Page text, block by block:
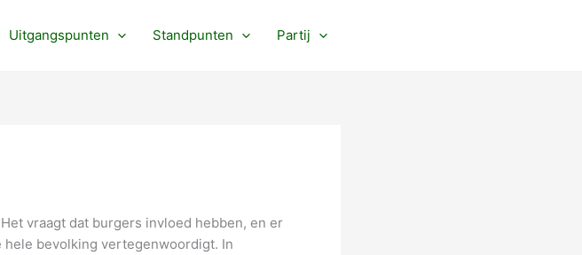
Uitgangspunten Standpunten Partij
vraagt dat burgers invloed hebben, en er
bevolking vertegenwoordigt. In